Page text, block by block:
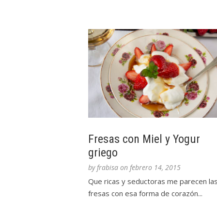
Fresas con Miel y Yogur
griego
byfrabisa on febrero 14, 2015
Que ricas y seductoras me parecen
fresas con esa forma de corazón...